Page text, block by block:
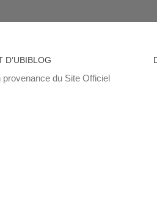
D’UBIBLOG
provenance du Site Officiel